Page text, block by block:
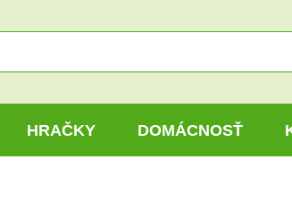
HRAČKY DOMÁCNOSŤ